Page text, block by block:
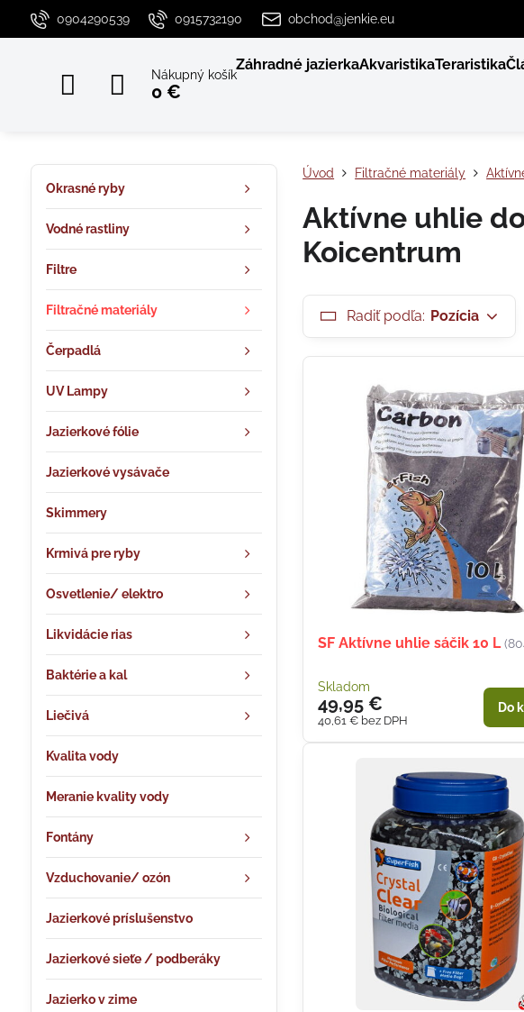
0904290539 0915732190 obchod@jenkie.eu
Nákupný košík
0 €
Záhradné jazierkaAkvaristikaTeraristika
Úvod Filtračné materiály
Aktívne uhlie
Koicentrum
Radiť podľa: Pozícia
SF Aktívne uhlie sáčik 10 L
Skladom
49,95 €
40,61 € bez DPH
Do
Okrasné ryby
Vodné rastliny
Filtre
Filtračné materiály
Čerpadlá
UV Lampy
Jazierkové fólie
Jazierkové vysávače
Skimmery
Krmivá pre ryby
Osvetlenie/ elektro
Likvidácie rias
Baktérie a kal
Liečivá
Kvalita vody
Meranie kvality vody
Fontány
Vzduchovanie/ ozón
Jazierkové príslušenstvo
Jazierkové sieťe / podberáky
Jazierko v zime